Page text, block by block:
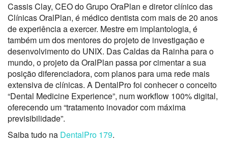
Cassis Clay, CEO do Grupo OraPlan e diretor clínico das
Clínicas OralPlan, é médico dentista com mais de 20 anos
de experiência a exercer. Mestre em implantologia, é
também um dos mentores do projeto de investigação e
desenvolvimento do UNIX. Das Caldas da Rainha para o
mundo, o projeto da OralPlan passa por cimentar a sua
posição diferenciadora, com planos para uma rede mais
extensiva de clínicas. A DentalPro foi conhecer o conceito
“Dental Medicine Experience”, num workflow 100% digital,
oferecendo um “tratamento inovador com máxima
previsibilidade”.
Saiba tudo na DentalPro 179.